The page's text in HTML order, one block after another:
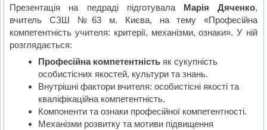
Презентація на педраді підготувала Марія Дяченко,
вчитель СЗШ №63 м. Києва, на тему «Професійна
компетентність учителя: критерії, механізми, ознаки». У ній
розглядається:
Професійна компетентністьяк сукупність
особистісних якостей, культури та знань.
Внутрішні фактори вчителя: особистісні якості та
кваліфікаційна компетентність.
Компоненти та ознаки професійної компетентності.
Механізми розвитку та мотиви підвищення